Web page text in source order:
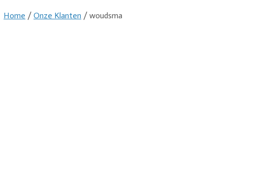
Home /Onze Klanten / woudsma